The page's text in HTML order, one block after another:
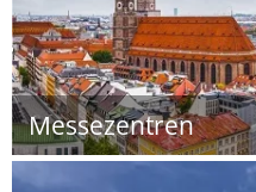
Messezentren